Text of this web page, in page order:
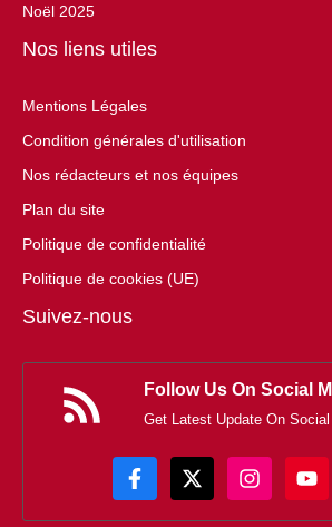
Noël 2025
Nos liens utiles
Mentions Légales
Condition générales d'utilisation
Nos rédacteurs et nos équipes
Plan du site
Politique de confidentialité
Politique de cookies (UE)
Suivez-nous
Follow Us On Social
Get Latest Update On